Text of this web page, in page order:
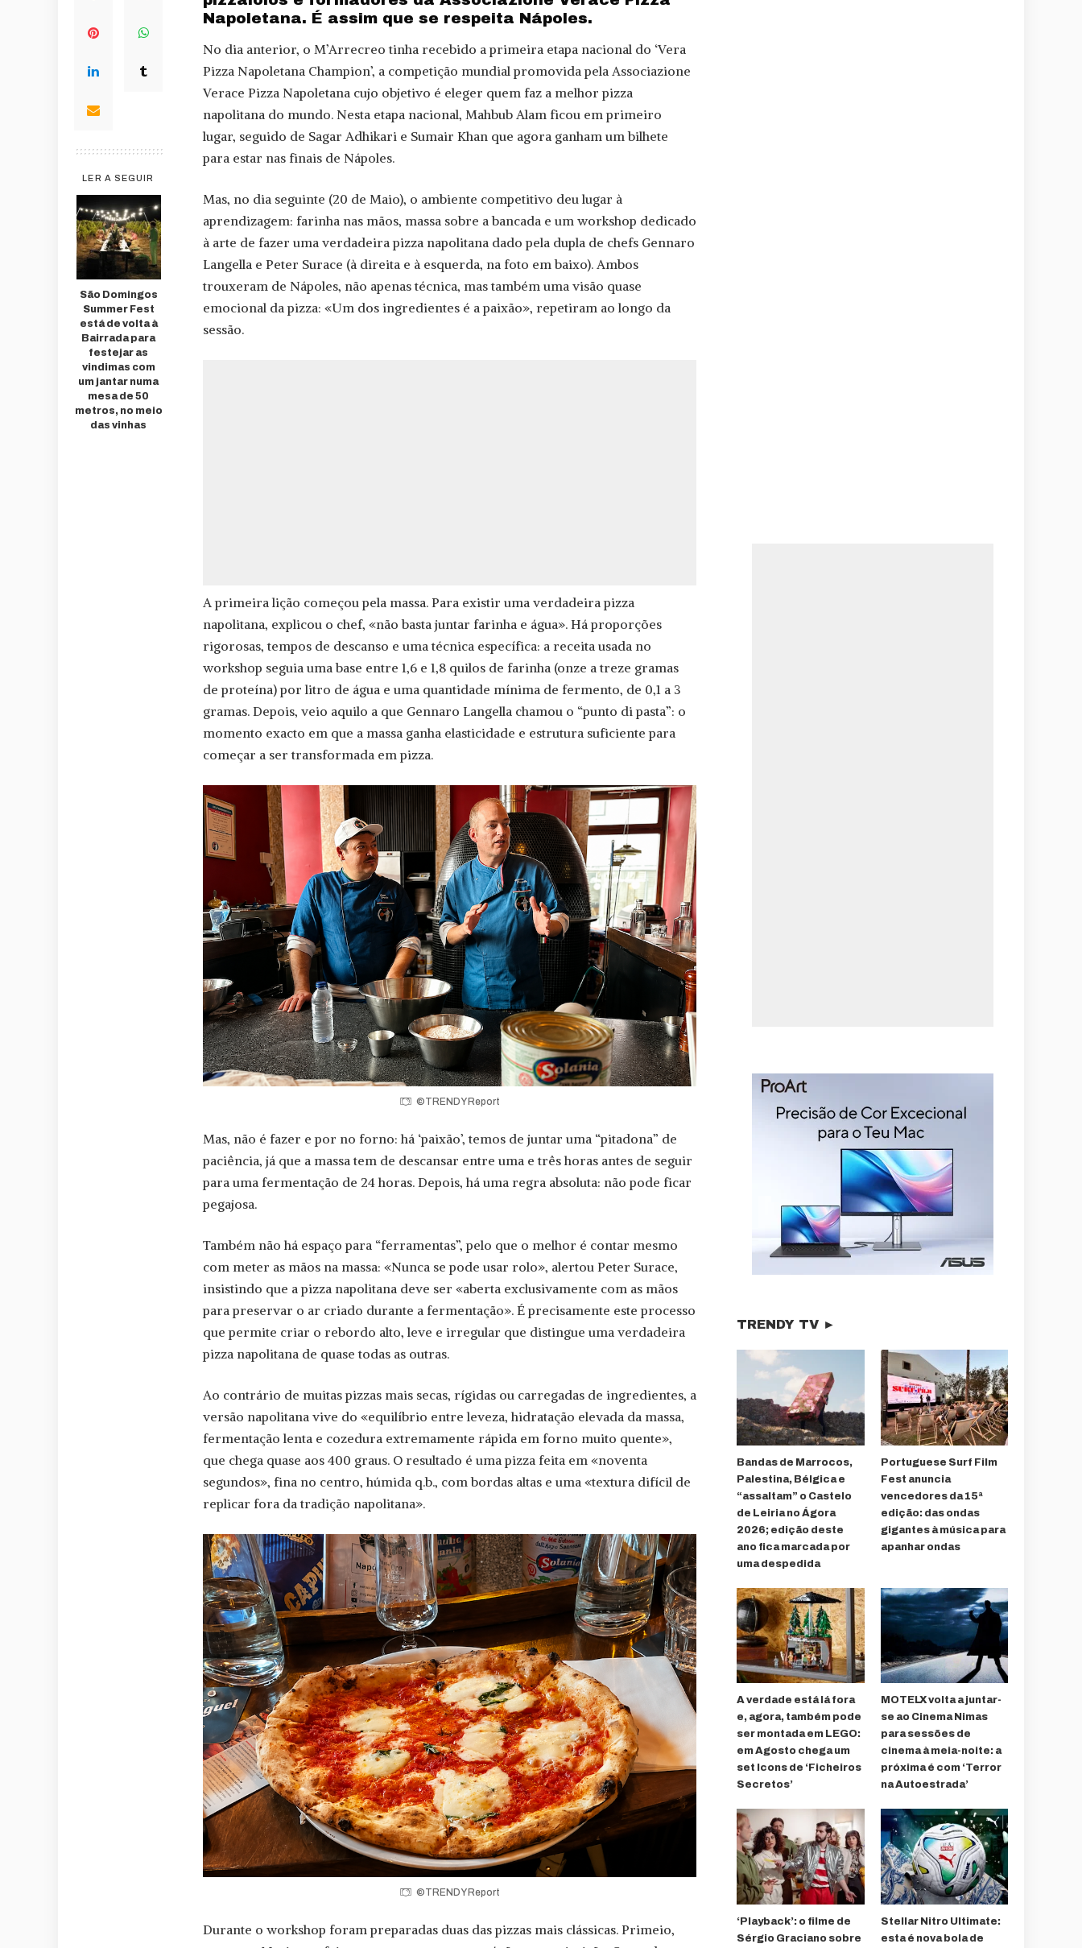
LER A SEGUIR
São Domingos
Summer Fest
está de volta à
Bairrada para
festejar as
vindimas com
um jantar numa
mesa de 50
metros, no meio
das vinhas
Napoletana. É assim que se respeita Nápoles.
No dia anterior, o M’Arrecreo tinha recebido a primeira etapa nacional do ‘Vera
Pizza Napoletana Champion’, a competição mundial promovida pela Associazione
Verace Pizza Napoletana cujo objetivo é eleger quem faz a melhor pizza
napolitana do mundo. Nesta etapa nacional, Mahbub Alam ficou em primeiro
lugar, seguido de Sagar Adhikari e Sumair Khan que agora ganham um bilhete
para estar nas finais de Nápoles.
Mas, no dia seguinte (20 de Maio), o ambiente competitivo deu lugar à
aprendizagem: farinha nas mãos, massa sobre a bancada e um workshop dedicado
à arte de fazer uma verdadeira pizza napolitana dado pela dupla de chefs Gennaro
Langella e Peter Surace (à direita e à esquerda, na foto em baixo). Ambos
trouxeram de Nápoles, não apenas técnica, mas também uma visão quase
emocional da pizza: «Um dos ingredientes é a paixão», repetiram ao longo da
sessão.
A primeira lição começou pela massa. Para existir uma verdadeira pizza
napolitana, explicou o chef, «não basta juntar farinha e água». Há proporções
rigorosas, tempos de descanso e uma técnica específica: a receita usada no
workshop seguia uma base entre 1,6 e 1,8 quilos de farinha (onze a treze gramas
de proteína) por litro de água e uma quantidade mínima de fermento, de 0,1 a 3
gramas. Depois, veio aquilo a que Gennaro Langella chamou o “punto di pasta”: o
momento exacto em que a massa ganha elasticidade e estrutura suficiente para
começar a ser transformada em pizza.
©TRENDY Report
Mas, não é fazer e por no forno: há ‘paixão’, temos de juntar uma “pitadona” de
paciência, já que a massa tem de descansar entre uma e três horas antes de seguir
para uma fermentação de 24 horas. Depois, há uma regra absoluta: não pode ficar
pegajosa.
Também não há espaço para “ferramentas”, pelo que o melhor é contar mesmo
com meter as mãos na massa: «Nunca se pode usar rolo», alertou Peter Surace,
insistindo que a pizza napolitana deve ser «aberta exclusivamente com as mãos
para preservar o ar criado durante a fermentação». É precisamente este processo
que permite criar o rebordo alto, leve e irregular que distingue uma verdadeira
pizza napolitana de quase todas as outras.
Ao contrário de muitas pizzas mais secas, rígidas ou carregadas de ingredientes, a
versão napolitana vive do «equilíbrio entre leveza, hidratação elevada da massa,
fermentação lenta e cozedura extremamente rápida em forno muito quente»,
que chega quase aos 400 graus. O resultado é uma pizza feita em «noventa
segundos», fina no centro, húmida q.b., com bordas altas e uma «textura difícil de
replicar fora da tradição napolitana».
©TRENDY Report
Durante o workshop foram preparadas duas das pizzas mais clássicas. Primeio,
TRENDY TV ►
Bandas de Marrocos,
Palestina, Bélgica e
“assaltam” o Castelo
de Leiria no Ágora
2026; edição deste
ano fica marcada por
uma despedida
Portuguese Surf Film
Fest anuncia
vencedores da 15ª
edição: das ondas
gigantes à música para
apanhar ondas
A verdade está lá fora
e, agora, também pode
ser montada em LEGO:
em Agosto chega um
set Icons de ‘Ficheiros
Secretos’
MOTELX volta a juntar-
se ao Cinema Nimas
para sessões de
cinema à meia-noite: a
próxima é com ‘Terror
na Autoestrada’
‘Playback’: o filme de
Sérgio Graciano sobre
Stellar Nitro Ultimate:
esta é nova bola de